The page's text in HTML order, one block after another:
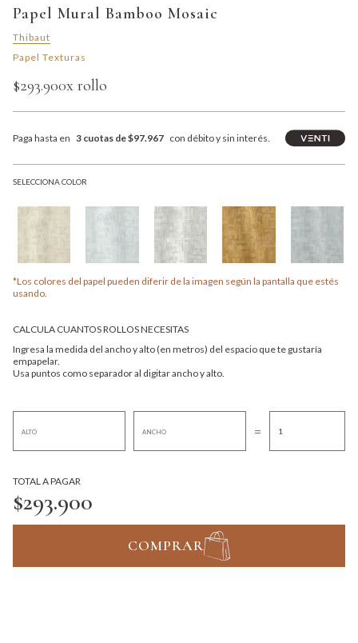
Papel Mural Bamboo Mosaic
Thibaut
Papel Texturas
$293.900x rollo
Paga hasta en 3 cuotas de $97.967 con débito y sin interés.
SELECCIONA COLOR
*Los colores del papel pueden diferir de la imagen según la pantalla que estés
usando.
CALCULA CUANTOS ROLLOS NECESITAS
Ingresa la medida del ancho y alto (en metros) del espacio que te gustaría
empapelar.
Usa puntos como separador al digitar ancho y alto.
=
TOTAL A PAGAR
$293.900
COMPRAR